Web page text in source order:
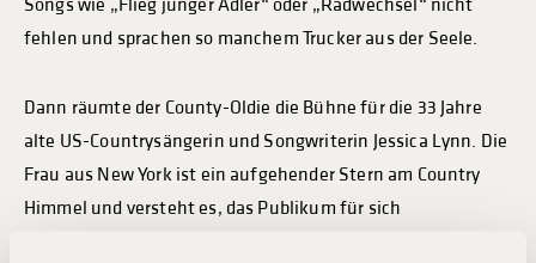
Songs wie „Flieg junger Adler“ oder „Radwechsel“ nicht
fehlen und sprachen so manchem Trucker aus der Seele.
Dann räumte der County-Oldie die Bühne für die 33 Jahre
alte US-Countrysängerin und Songwriterin Jessica Lynn. Die
Frau aus New York ist ein aufgehender Stern am Country
Himmel und versteht es, das Publikum für sich